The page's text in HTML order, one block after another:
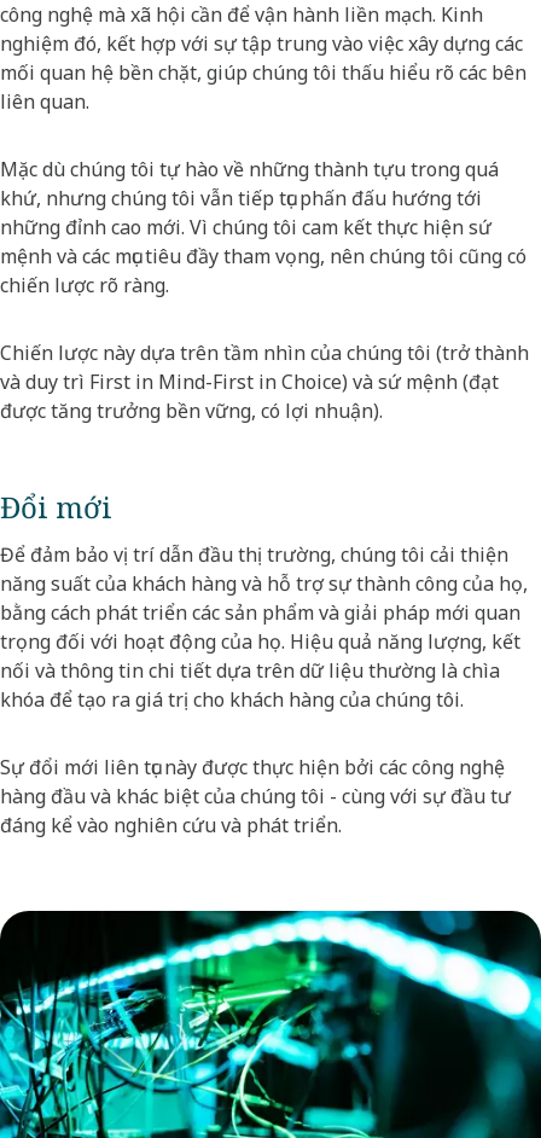
công nghệ mà xã hội cần để vận hành liền mạch. Kinh
nghiệm đó, kết hợp với sự tập trung vào việc xây dựng các
mối quan hệ bền chặt, giúp chúng tôi thấu hiểu rõ các bên
liên quan.
Mặc dù chúng tôi tự hào về những thành tựu trong quá
khứ, nhưng chúng tôi vẫn tiếp tục phấn đấu hướng tới
những đỉnh cao mới. Vì chúng tôi cam kết thực hiện sứ
mệnh và các mục tiêu đầy tham vọng, nên chúng tôi cũng có
chiến lược rõ ràng.
Chiến lược này dựa trên tầm nhìn của chúng tôi (trở thành
và duy trì First in Mind-First in Choice) và sứ mệnh (đạt
được tăng trưởng bền vững, có lợi nhuận).
Đổi mới
Để đảm bảo vị trí dẫn đầu thị trường, chúng tôi cải thiện
năng suất của khách hàng và hỗ trợ sự thành công của họ,
bằng cách phát triển các sản phẩm và giải pháp mới quan
trọng đối với hoạt động của họ. Hiệu quả năng lượng, kết
nối và thông tin chi tiết dựa trên dữ liệu thường là chìa
khóa để tạo ra giá trị cho khách hàng của chúng tôi.​
Sự đổi mới liên tục này được thực hiện bởi các công nghệ
hàng đầu và khác biệt của chúng tôi - cùng với sự đầu tư
đáng kể vào nghiên cứu và phát triển.